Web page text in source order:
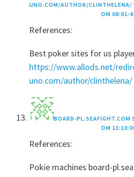
UNO.COM/AUTHOR/CLINTHELENA/
OM
References:
Best poker sites for us
https://www.allods.net/
uno.com/author/clinthelena/
BOARD-PL.SEAFIGHT.COM
OM
References:
Pokie machines board-